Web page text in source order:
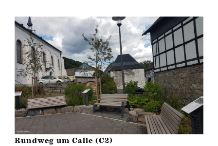
Rundweg um Calle (C2)